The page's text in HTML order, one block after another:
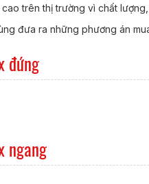
trên thị trường vì chất
đưa ra những phương án
đứng
ngang